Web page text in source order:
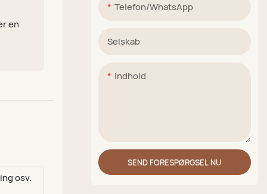
en
osv.
Telefon/WhatsApp
Selskab
Indhold
SEND FORESPØRGSEL NU